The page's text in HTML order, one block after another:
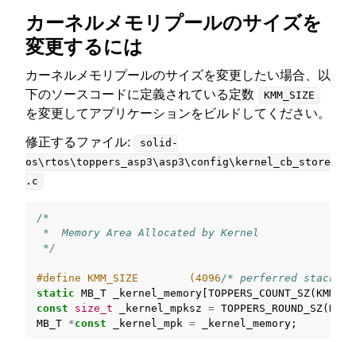
カーネルメモリプールのサイズを
変更するには
カーネルメモリプールのサイズを変更したい場合、以
下のソースコードに定義されている定数
KMM_SIZE
を変更してアプリケーションをビルドしてください。
修正するファイル:
solid-
os\rtos\toppers_asp3\asp3\config\kernel_cb_store
.c
/*
*  Memory Area Allocated by Kernel
*/
#define KMM_SIZE        (4096/* perferred stack
static MB_T _kernel_memory TOPPERS_COUNT_SZ(
const
size_t _kernel_mpksz = TOPPERS_ROUND_SZ(
MB_T *const _kernel_mpk = _kernel_memory ;